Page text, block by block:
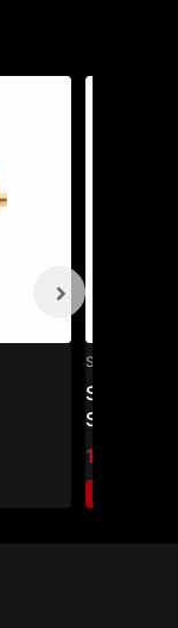
SRWatch
SRWatch